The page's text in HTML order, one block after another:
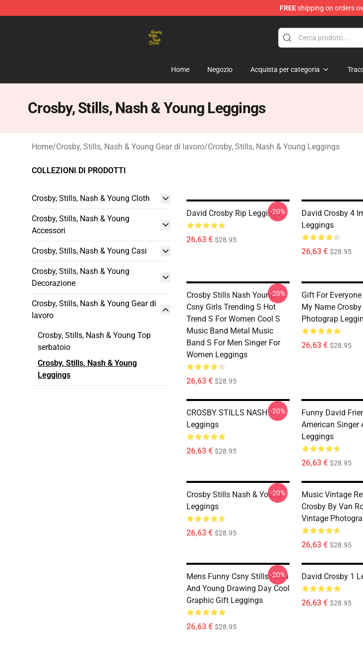
FREEshipping on orders
Home Negozio Acquista per categoria
Crosby, Stills, Nash & Young Leggings
Home/Crosby, Stills, Nash & Young Gear di lavoro/Crosby, Stills, Nash & Young Leggings
COLLEZIONI DI PRODOTTI
Crosby, Stills, Nash & Young Cloth
Crosby, Stills, Nash & Young
Accessori
Crosby, Stills, Nash & Young Casi
Crosby, Stills, Nash & Young
Decorazione
Crosby, Stills, Nash & Young Gear di
lavoro
Crosby, Stills, Nash & Young Top
serbatoio
Crosby, Stills, Nash & Young
Leggings
David Crosby Rip Leggings
26,63 € $28.95
-20%
David Crosby 4
Leggings
26,63 € $28.95
Crosby Stills Nash Young
Csny Girls Trending S Hot
Trend S For Women Cool S
Music Band Metal Music
Band S For Men Singer For
Women Leggings
26,63 € $28.95
-20%
Gift For
My Name
Photograp
26,63 € $28.95
CROSBY STILLS NASH
Leggings
26,63 € $28.95
-20%
Funny David
American Singer
Leggings
26,63 € $28.95
Crosby Stills Nash & Young
Leggings
26,63 € $28.95
-20%
Music Vintage
Crosby By Van
Vintage
26,63 € $28.95
Mens Funny Csny Stills Nash
And Young Drawing Day Cool
Graphic Gift Leggings
26,63 € $28.95
-20% David Crosby 1
26,63 € $28.95